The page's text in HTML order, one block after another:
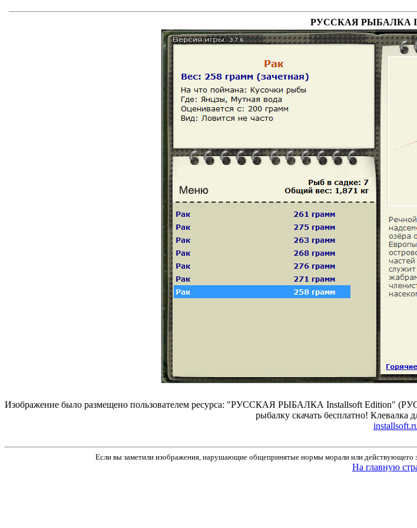
РУССКАЯ РЫБАЛКА
Изображение было размещено пользователем ресурса: "РУССКАЯ РЫБАЛКА Installsoft Edition"
рыбалку скачать бесплатно! Клевалка
Если вы заметили изображения, нарушающие общепринятые нормы морали или действующего
На главную